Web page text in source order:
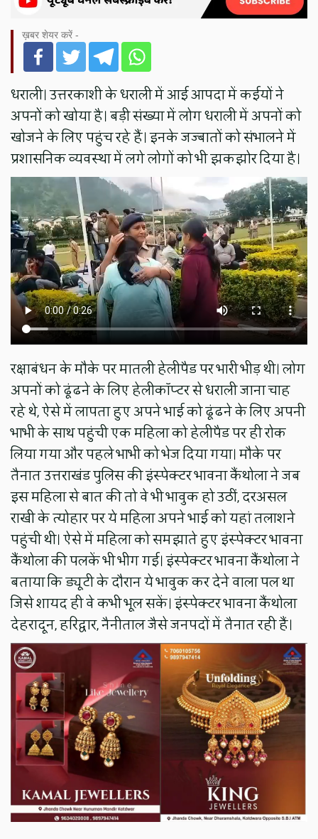
ख़बर शेयर करें -
धराली। उत्तरकाशी के धराली में आई आपदा में कईयों ने
अपनों को खोया है। बड़ी संख्या में लोग धराली में अपनों को
खोजने के लिए पहुंच रहे हैं। इनके जज्बातों को संभालने में
प्रशासनिक व्यवस्था में लगे लोगों को भी झकझोर दिया है।
रक्षाबंधन के मौके पर मातली हेलीपैड पर भारी भीड़ थी। लोग
अपनों को ढूंढने के लिए हेलीकॉप्टर से धराली जाना चाह
रहे थे, ऐसे में लापता हुए अपने भाई को ढूंढने के लिए अपनी
भाभी के साथ पहुंची एक महिला को हेलीपैड पर ही रोक
लिया गया और पहले भाभी को भेज दिया गया। मौके पर
तैनात उत्तराखंड पुलिस की इंस्पेक्टर भावना कैंथोला ने जब
इस महिला से बात की तो वे भी भावुक हो उठीं, दरअसल
राखी के त्योहार पर ये महिला अपने भाई को यहां तलाशने
पहुंची थी। ऐसे में महिला को समझाते हुए इंस्पेक्टर भावना
कैंथोला की पलकें भी भीग गई। इंस्पेक्टर भावना कैंथोला ने
बताया कि ड्यूटी के दौरान ये भावुक कर देने वाला पल था
जिसे शायद ही वे कभी भूल सकें। इंस्पेक्टर भावना कैंथोला
देहरादून, हरिद्वार, नैनीताल जैसे जनपदों में तैनात रही हैं।